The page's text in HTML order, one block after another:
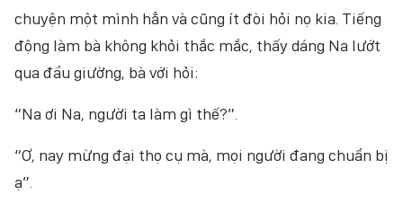
chuyện một mình hẳn và cũng ít đòi hỏi nọ kia. Tiếng
động làm bà không khỏi thắc mắc, thấy dáng Na lướt
qua đầu giường, bà với hỏi:
“Na ơi Na, người ta làm gì thế?”.
“Ơ, nay mừng đại thọ cụ mà, mọi người đang chuẩn bị
ạ”.